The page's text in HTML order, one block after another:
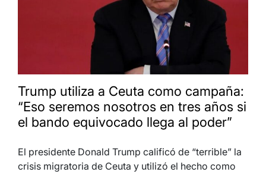
Trump utiliza a Ceuta como campaña:
“Eso seremos nosotros en tres años si
el bando equivocado llega al poder”
El presidente Donald Trump calificó de “terrible” la
crisis migratoria de Ceuta y utilizó el hecho como